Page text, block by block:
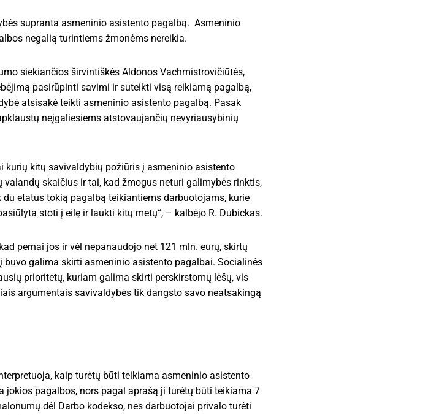
supranta asmeninio asistento pagalbą. Asmeninio
negalią turintiems žmonėms nereikia.
siekiančios širvintiškės Aldonos Vachmistrovičiūtės,
pasirūpinti savimi ir suteikti visą reikiamą pagalbą,
atsisakė teikti asmeninio asistento pagalbą. Pasak
neįgaliesiems atstovaujančių nevyriausybinių
kurių kitų savivaldybių požiūris į asmeninio asistento
skaičius ir tai, kad žmogus neturi galimybės rinktis,
etatus tokią pagalbą teikiantiems darbuotojams, kurie
stoti į eilę ir laukti kitų metų“, – kalbėjo R. Dubickas.
pernai jos ir vėl nepanaudojo net 121 mln. eurų, skirtų
galima skirti asmeninio asistento pagalbai. Socialinės
prioritetų, kuriam galima skirti perskirstomų lėšų, vis
argumentais savivaldybės tik dangsto savo neatsakingą
kaip turėtų būti teikiama asmeninio asistento
jokios pagalbos, nors pagal aprašą ji turėtų būti teikiama 7
dėl Darbo kodekso, nes darbuotojai privalo turėti